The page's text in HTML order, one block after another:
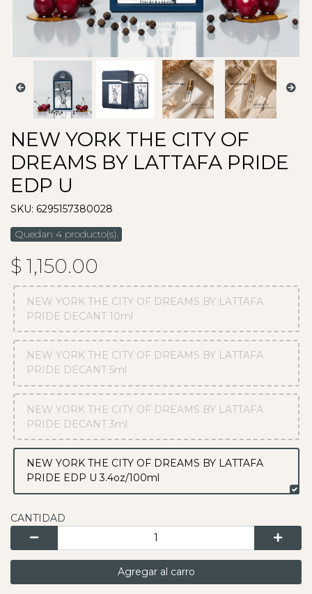
NEW YORK THE CITY OF
DREAMS BY LATTAFA PRIDE
EDP U
SKU: 6295157380028
Quedan 4 producto(s).
$ 1,150.00
NEW YORK THE CITY OF DREAMS BY LATTAFA
PRIDE DECANT 10ml
NEW YORK THE CITY OF DREAMS BY LATTAFA
PRIDE DECANT 5ml
NEW YORK THE CITY OF DREAMS BY LATTAFA
PRIDE DECANT 3ml
NEW YORK THE CITY OF DREAMS BY LATTAFA
PRIDE EDP U 3.4oz/100ml
CANTIDAD
Agregar al carro